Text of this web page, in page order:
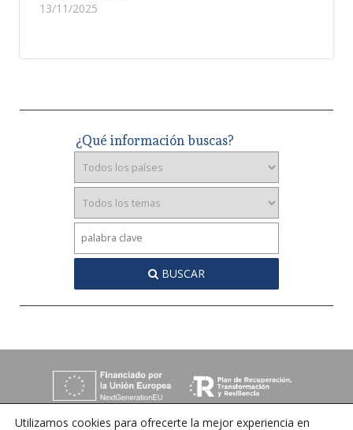
13/11/2025
¿Qué información buscas?
BUSCAR
Utilizamos cookies para ofrecerte la mejor experiencia en